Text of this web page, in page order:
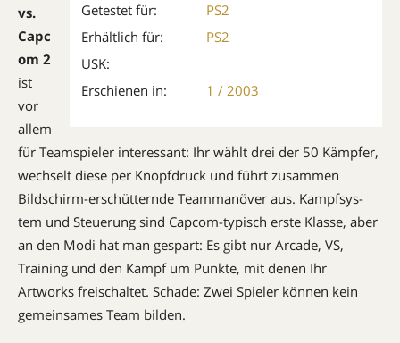
Getestet für:
PS2
Erhältlich für:
PS2
USK:
Erschienen in:
1 / 2003
vs.
Capc
om 2
ist
vor
allem
für Teamspieler interessant: Ihr wählt drei der 50 Kämpfer,
wechselt diese per Knopfdruck und führt zusammen
Bildschirm-erschütternde Teammanö­ver aus. Kampfsys­
tem und Steuerung sind Capcom-typisch erste Klasse, aber
an den Modi hat man gespart: Es gibt nur Arcade, VS,
Training und den Kampf um Punkte, mit denen Ihr
Artworks frei­schaltet. Schade: Zwei Spieler können kein
gemeinsames Team bilden.